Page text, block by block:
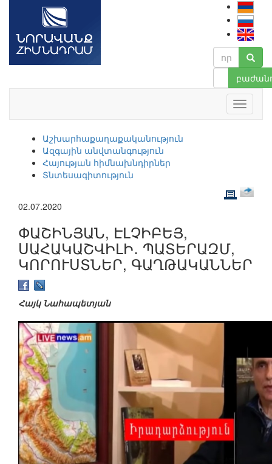
Աշխարհաքաղաքականություն
Ազգային անվտանգություն
Հայության հիմնախնդիրներ
Տնտեսագիտություն
02.07.2020
ՓԱՇԻՆՅԱՆ, ԷԼՉԻԲԵՅ,
ՍԱՀԱԿԱՇՎԻԼԻ․ ՊԱՏԵՐԱԶՄ,
ԿՈՐՈՒՍՏՆԵՐ, ԳԱՂԹԱԿԱՆՆԵՐ
Հայկ Նահապետյան